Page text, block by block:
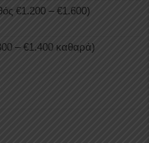
€1.200 – €1.600)
– €1.400 καθαρά)